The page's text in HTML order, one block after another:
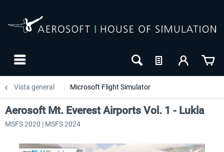
Vista general Microsoft Flight Simulator
Aerosoft Mt. Everest Airports Vol. 1 - Lukla
MSFS 2020 | MSFS 2024